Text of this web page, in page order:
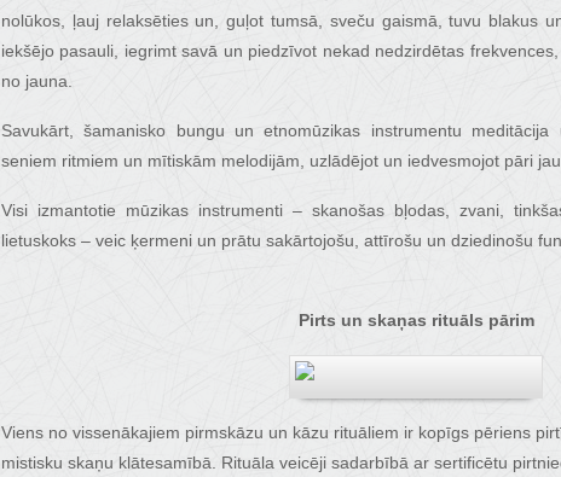
nolūkos, ļauj relaksēties un, guļot tumsā, sveču gaismā, tuvu blakus
iekšējo pasauli, iegrimt savā un piedzīvot nekad nedzirdētas
no jauna.
Savukārt, šamanisko bungu un etnomūzikas instrumentu
seniem ritmiem un mītiskām melodijām, uzlādējot un iedvesmojot pāri
Visi izmantotie mūzikas instrumenti – skanošas bļodas, zvani,
lietuskoks – veic ķermeni un prātu sakārtojošu, attīrošu un dziedinošu
Pirts un skaņas rituāls pārim
Viens no vissenākajiem pirmskāzu un kāzu rituāliem ir kopīgs pēriens
mistisku skaņu klātesamībā. Rituāla veicēji sadarbībā ar sertificētu